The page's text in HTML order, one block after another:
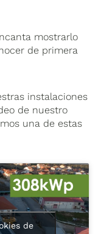
mostrarlo
de primera
instalaciones
de nuestro
una de estas
de